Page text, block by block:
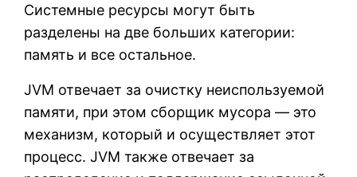
Системные ресурсы могут быть
разделены на две больших категории:
память и все остальное.
JVM отвечает за очистку неиспользуемой
памяти, при этом сборщик мусора — это
механизм, который и осуществляет этот
процесс. JVM также отвечает за